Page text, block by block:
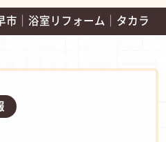
市│浴室リフォーム│タカラ